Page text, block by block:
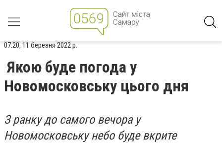
07:20, 11 березня 2022 р.
Якою буде погода у
Новомосковську цього дня
З ранку до самого вечора у
Новомосковську небо буде вкрите